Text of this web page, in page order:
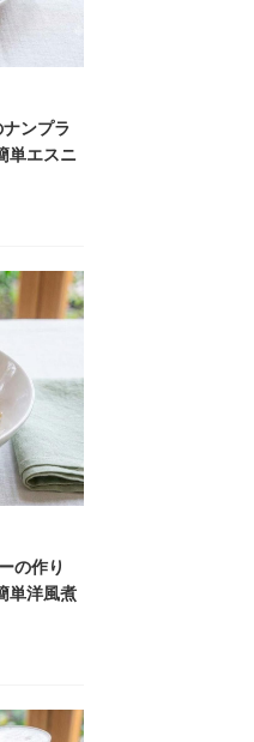
ンプラ
単エスニ
の作り
単洋風煮